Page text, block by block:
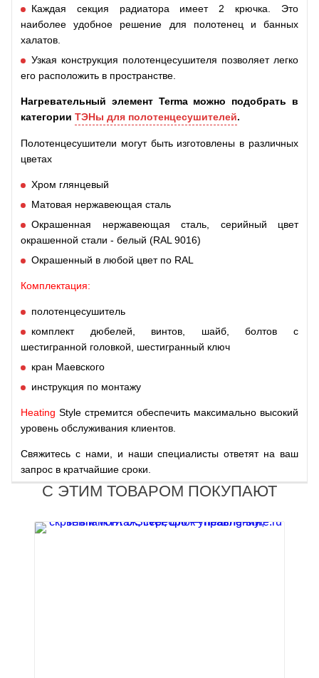
Каждая секция радиатора имеет 2 крючка. Это
наиболее удобное решение для полотенец и банных
халатов.
Узкая конструкция полотенцесушителя позволяет легко
его расположить в пространстве.
Нагревательный элемент Terma можно подобрать в
категории ТЭНы для полотенцесушителей.
Полотенцесушители могут быть изготовлены в различных
цветах
Хром глянцевый
Матовая нержавеющая сталь
Окрашенная нержавеющая сталь, серийный цвет
окрашенной стали - белый (RAL 9016)
Окрашенный в любой цвет по RAL
Комплектация:
полотенцесушитель
комплект дюбелей, винтов, шайб, болтов с
шестигранной головкой, шестигранный ключ
кран Маевского
инструкция по монтажу
Heating Style стремится обеспечить максимально высокий
уровень обслуживания клиентов.
Свяжитесь с нами, и наши специалисты ответят на ваш
запрос в кратчайшие сроки.
С ЭТИМ ТОВАРОМ ПОКУПАЮТ